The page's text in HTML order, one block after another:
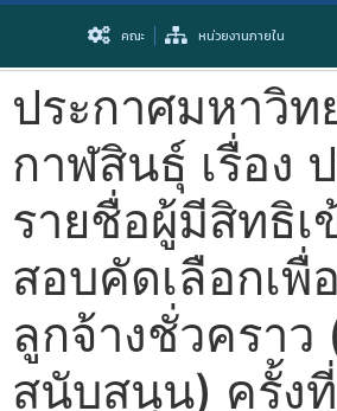
คณะ หน่วยงานภายใน
ประกาศมหาวิท
กาฬสินธุ์ เรื่อง
รายชื่อผู้มีสิทธิเ
สอบคัดเลือกเพื่
ลูกจ้างชั่วคราว
สนับสนุน) ครั้งที่